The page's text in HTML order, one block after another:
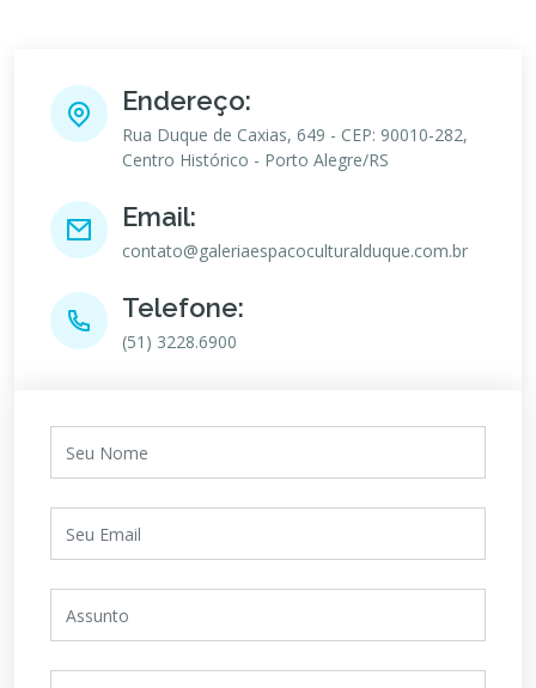
Endereço:
Rua Duque de Caxias, 649 - CEP: 90010-282,
Centro Histórico - Porto Alegre/RS
Email:
contato@galeriaespacoculturalduque.com.br
Telefone:
(51) 3228.6900